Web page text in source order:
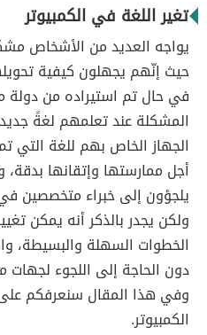
تغير اللغة في الكمبيوتر
يواجه العديد من الأشخاص
حيث إنّهم يجهلون كيفية
في حال تم استيراده من دولة
المشكلة عند تعلمهم لغةً
الجهاز الخاص بهم للغة التي
أجل ممارستها وإتقانها
يلجؤون إلى خبراء متخصصين
ولكن يجدر بالذكر أنه يمكن
الخطوات السهلة والبسيطة،
دون الحاجة إلى اللجوء
وفي هذا المقال سنعرفكم
الكمبيوتر.